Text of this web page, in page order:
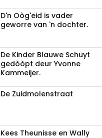
D'n Oòg'eid is vader
geworre van 'n dochter.
De Kinder Blauwe Schuyt
gedòòpt deur Yvonne
Kammeijer.
De Zuidmolenstraat
Kees Theunisse en Wally